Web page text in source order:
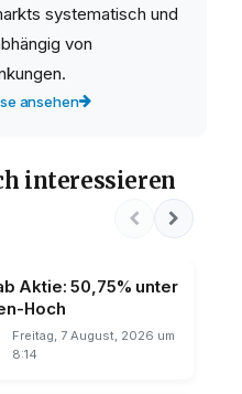
systematisch und
von
ansehen
interessieren
Aktie: 50,75% unter
Hoch
Freitag, 7 August, 2026 um
8:14